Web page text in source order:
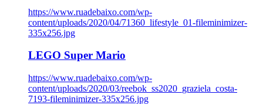
https://www.ruadebaixo.com/wp-
content/uploads/2020/04/71360_lifestyle_01-fileminimizer-
335x256.jpg
LEGO Super Mario
https://www.ruadebaixo.com/wp-
content/uploads/2020/03/reebok_ss2020_graziela_costa-
7193-fileminimizer-335x256.jpg